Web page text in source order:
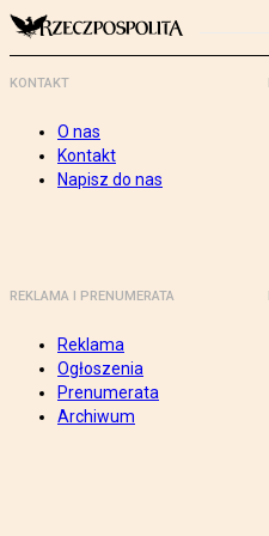
KONTAKT
O nas
Kontakt
Napisz do nas
REKLAMA I PRENUMERATA
Reklama
Ogłoszenia
Prenumerata
Archiwum